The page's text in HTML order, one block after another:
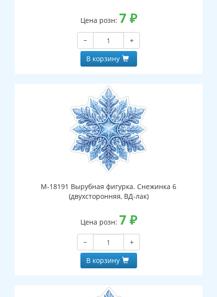
Цена розн: 7 ₽
−
+
В корзину
М-18191 Вырубная фигурка. Снежинка 6
(двухсторонняя, ВД-лак)
Цена розн: 7 ₽
−
+
В корзину